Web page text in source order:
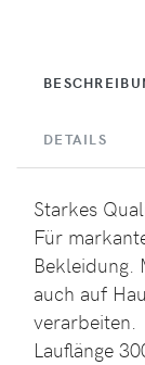
DETAILS
Starkes
Für
Bekleidung.
auch auf
verarbeiten.
Lauflänge